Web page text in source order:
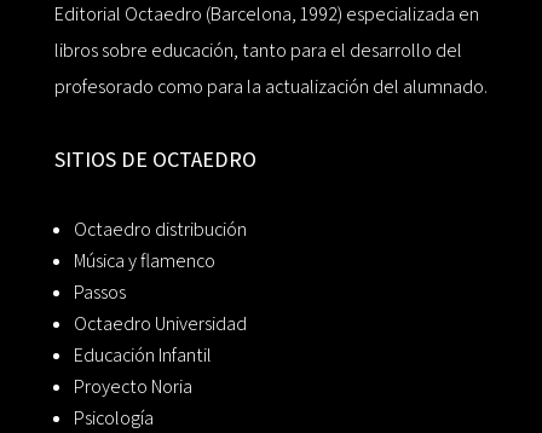
Editorial Octaedro (Barcelona, 1992) especializada en
libros sobre educación, tanto para el desarrollo del
profesorado como para la actualización del alumnado.
SITIOS DE OCTAEDRO
Octaedro distribución
Música y flamenco
Passos
Octaedro Universidad
Educación Infantil
Proyecto Noria
Psicología